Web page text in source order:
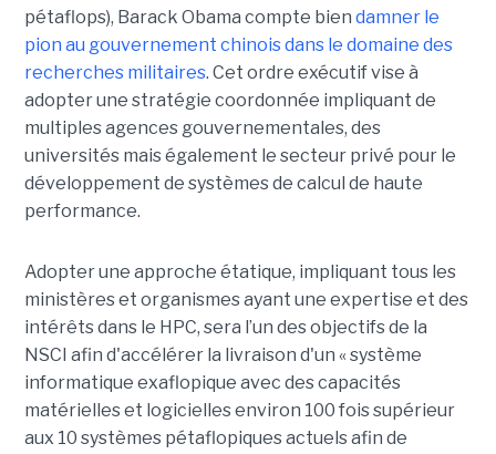
pétaflops), Barack Obama compte bien damner le
pion au gouvernement chinois dans le domaine des
recherches militaires. Cet ordre exécutif vise à
adopter une stratégie coordonnée impliquant de
multiples agences gouvernementales, des
universités mais également le secteur privé pour le
développement de systèmes de calcul de haute
performance.
Adopter une approche étatique, impliquant tous les
ministères et organismes ayant une expertise et des
intérêts dans le HPC, sera l’un des objectifs de la
NSCI afin d'accélérer la livraison d'un « système
informatique exaflopique avec des capacités
matérielles et logicielles environ 100 fois supérieur
aux 10 systèmes pétaflopiques actuels afin de